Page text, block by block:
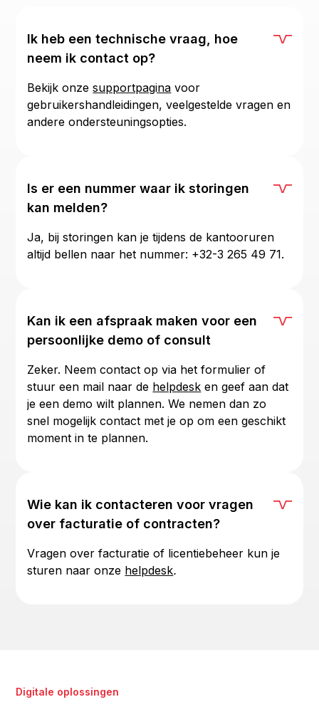
Ik heb een technische vraag, hoe
neem ik contact op?
Bekijk onzesupportpagina voor
gebruikershandleidingen, veelgestelde vragen en
andere ondersteuningsopties.
Is er een nummer waar ik storingen
kan melden?
Ja, bij storingen kan je tijdens de kantooruren
altijd bellen naar het nummer: +32-3 265 49 71.
Kan ik een afspraak maken voor een
persoonlijke demo of consult
Zeker. Neem contact op via het formulier of
stuur een mail naar de helpdesk en geef aan dat
je een demo wilt plannen. We nemen dan zo
snel mogelijk contact met je op om een geschikt
moment in te plannen.
Wie kan ik contacteren voor vragen
over facturatie of contracten?
Vragen over facturatie of licentiebeheer kun je
sturen naar onze helpdesk.
Digitale oplossingen